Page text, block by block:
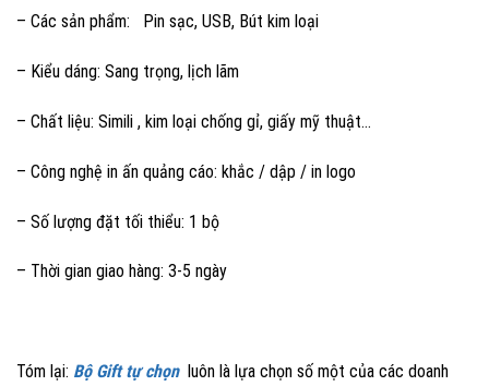
– Các sản phẩm: Pin sạc, USB, Bút kim loại
– Kiểu dáng: Sang trọng, lịch lãm
– Chất liệu: Simili , kim loại chống gỉ, giấy mỹ thuật…
– Công nghệ in ấn quảng cáo: khắc / dập / in logo
– Số lượng đặt tối thiểu: 1 bộ
– Thời gian giao hàng: 3-5 ngày
Tóm lại: Bộ Gift tự chọn luôn là lựa chọn số một của các doanh